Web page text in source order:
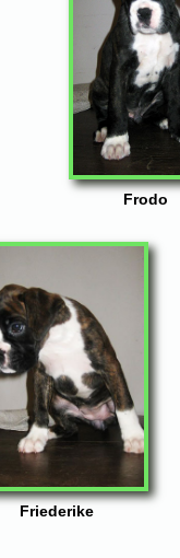
Frodo
Friederike